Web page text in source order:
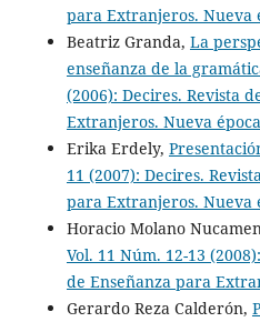
para Extranjeros. Nueva
Beatriz Granda, La
enseñanza de la
(2006): Decires. Revista
Extranjeros. Nueva época
Erika Erdely,
11 (2007): Decires.
para Extranjeros. Nueva
Horacio Molano
Vol. 11 Núm. 12-13
de Enseñanza para
Gerardo Reza Calderón,